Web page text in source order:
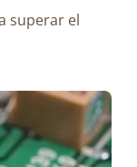
superar el